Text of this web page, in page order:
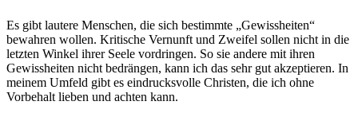
Es gibt lautere Menschen, die sich bestimmte „Gewissheiten“
bewahren wollen. Kritische Vernunft und Zweifel sollen nicht in die
letzten Winkel ihrer Seele vordringen. So sie andere mit ihren
Gewissheiten nicht bedrängen, kann ich das sehr gut akzeptieren. In
meinem Umfeld gibt es eindrucksvolle Christen, die ich ohne
Vorbehalt lieben und achten kann.